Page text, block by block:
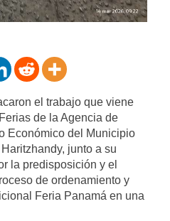
el trabajo que viene
de la Agencia de
Económico del Municipio
junto a su
la predisposición y el
de ordenamiento y
Feria Panamá en una